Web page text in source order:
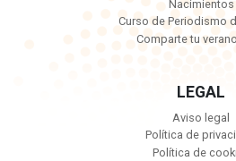
Nacimientos
Curso de Periodismo
Comparte tu
LEGAL
Aviso legal
Política de
Política de